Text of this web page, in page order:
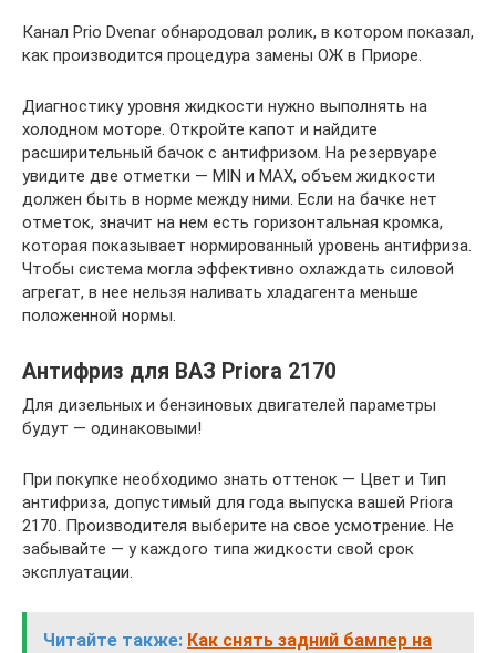
Канал Prio Dvenar обнародовал ролик, в котором показал,
как производится процедура замены ОЖ в Приоре.
Диагностику уровня жидкости нужно выполнять на
холодном моторе. Откройте капот и найдите
расширительный бачок с антифризом. На резервуаре
увидите две отметки — MIN и МАХ, объем жидкости
должен быть в норме между ними. Если на бачке нет
отметок, значит на нем есть горизонтальная кромка,
которая показывает нормированный уровень антифриза.
Чтобы система могла эффективно охлаждать силовой
агрегат, в нее нельзя наливать хладагента меньше
положенной нормы.
Антифриз для ВАЗ Priora 2170
Для дизельных и бензиновых двигателей параметры
будут — одинаковыми!
При покупке необходимо знать оттенок — Цвет и Тип
антифриза, допустимый для года выпуска вашей Priora
2170. Производителя выберите на свое усмотрение. Не
забывайте — у каждого типа жидкости свой срок
эксплуатации.
Читайте также: Как снять задний бампер на